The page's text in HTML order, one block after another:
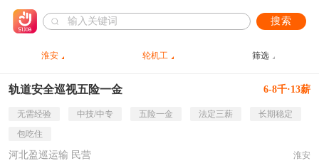
搜索
淮安 轮机工 筛选
轨道安全巡视五险一金 6-8千·13薪
无需经验 中技/中专 五险一金 法定三薪
长期稳定
包吃住
河北盈巡运输 民营 淮安